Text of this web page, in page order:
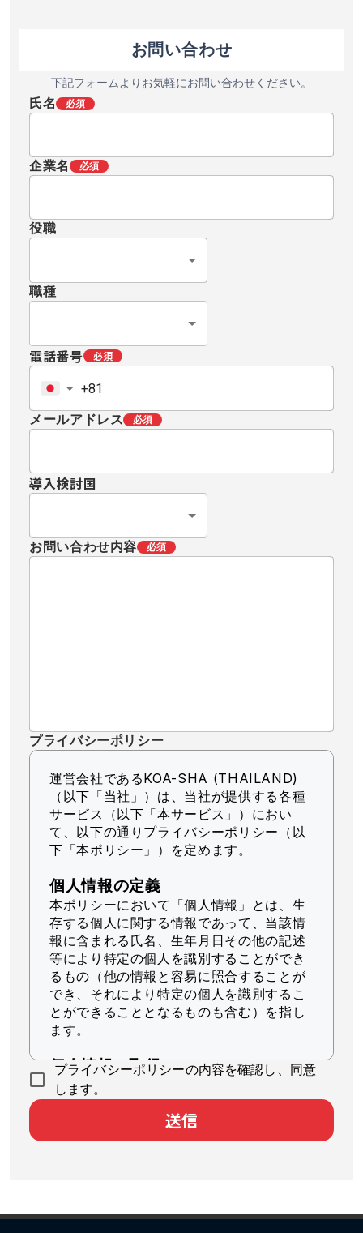
お問い合わせ
下記フォームよりお気軽にお問い合わせください。
氏名 必須
企業名 必須
役職
職種
電話番号 必須
メールアドレス 必須
導入検討国
お問い合わせ内容 必須
プライバシーポリシー
運営会社であるKOA-SHA (THAILAND)
（以下「当社」） は、当社が提供する各種
サービス（以下「本サービス」）におい
て、以下の通りプライバシーポリシー（以
下「本ポリシー」）を定めます。
個人情報の定義
本ポリシーにおいて「個人情報」とは、生
存する個人に関する情報であって、当該情
報に含まれる氏名、生年月日その他の記述
等により特定の個人を識別することができ
るもの（他の情報と容易に照合することが
でき、それにより特定の個人を識別するこ
とができることとなるものも含む）を指し
ます。
個人情報の取得
当社は、適法かつ公正な手段によって個人
情報を取得します。
個人情報の利用
プライバシーポリシーの内容を確認し、同意
します。
送信